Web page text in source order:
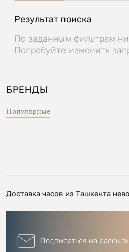
Результат поиска
По заданным фильтрам
Попробуйте изменить
БРЕНДЫ
Популярные
Доставка часов из Ташкента
Подписаться на